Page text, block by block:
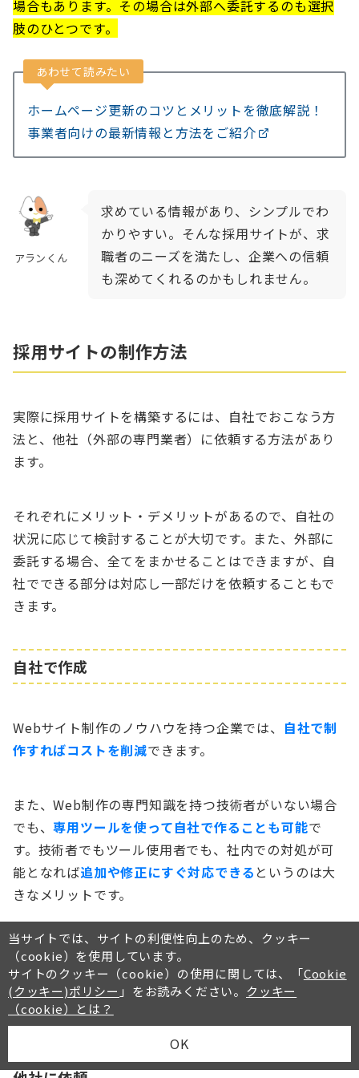
場合もあります。その場合は外部へ委託するのも選択
肢のひとつです。
あわせて読みたい
ホームページ更新のコツとメリットを徹底解説！
事業者向けの最新情報と方法をご紹介
アランくん
求めている情報があり、シンプルでわ
かりやすい。そんな採用サイトが、求
職者のニーズを満たし、企業への信頼
も深めてくれるのかもしれません。
採用サイトの制作方法
実際に採用サイトを構築するには、自社でおこなう方
法と、他社（外部の専門業者）に依頼する方法があり
ます。
それぞれにメリット・デメリットがあるので、自社の
状況に応じて検討することが大切です。また、外部に
委託する場合、全てをまかせることはできますが、自
社でできる部分は対応し一部だけを依頼することもで
きます。
自社で作成
Webサイト制作のノウハウを持つ企業では、 自社で制
作すればコストを削減できます。
また、Web制作の専門知識を持つ技術者がいない場合
でも、専用ツールを使って自社で作ることも可能で
す。技術者でもツール使用者でも、社内での対処が可
能となれば追加や修正にすぐ対応できる というのは大
きなメリットです。
しかし、コストが抑えられるぶんリソースの確保が必
要となります。さらに、もしWeb技術者が1人しかいな
い場合などは、Web更新業務の属人化リスクが発生す
るというデメリットもあります。
当サイトでは、サイトの利便性向上のため、クッキー
（cookie）を使用しています。
サイトのクッキー（cookie）の使用に関しては、「Cookie
(クッキー)ポリシー 」をお読みください。 クッキー
（cookie）とは？
OK